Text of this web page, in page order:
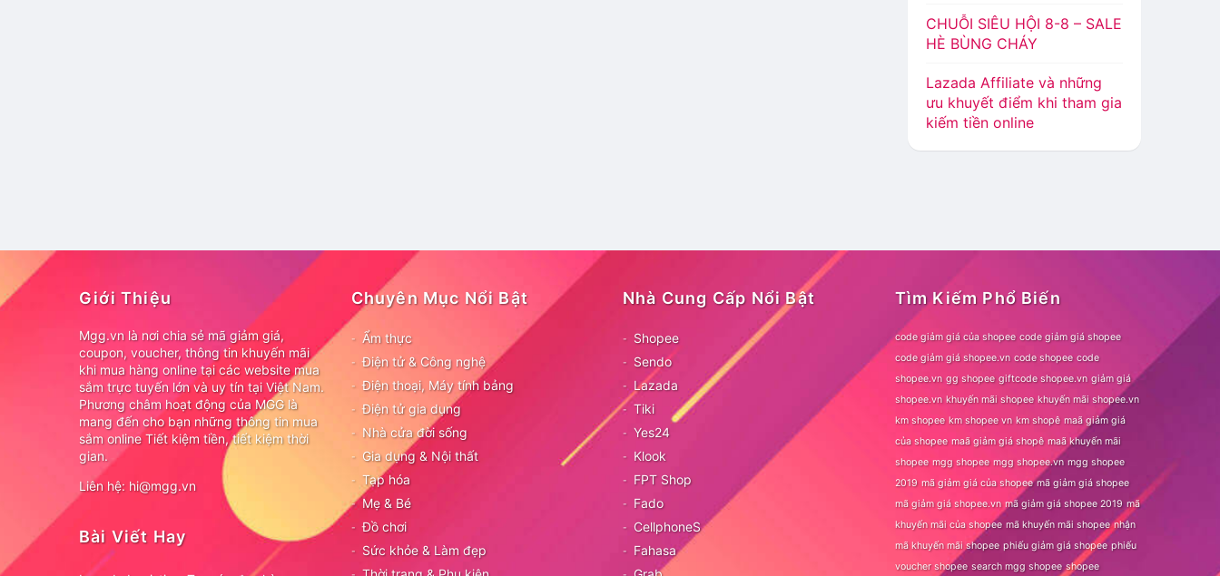
CHUỖI SIÊU HỘI 8-8 – SALE
HÈ BÙNG CHÁY
Lazada Affiliate và những
ưu khuyết điểm khi tham gia
kiếm tiền online
Giới Thiệu
Mgg.vn là nơi chia sẻ mã giảm giá,
coupon, voucher, thông tin khuyến mãi
khi mua hàng online tại các website mua
sắm trực tuyến lớn và uy tín tại Việt Nam.
Phương châm hoạt động của MGG là
mang đến cho bạn những thông tin mua
sắm online Tiết kiệm tiền, tiết kiệm thời
gian.
Liên hệ: hi@mgg.vn
Bài Viết Hay
Chuyên Mục Nổi Bật
Ẩm thực
Điện tử & Công nghệ
Điện thoại, Máy tính bảng
Điện tử gia dụng
Nhà cửa đời sống
Gia dụng & Nội thất
Tạp hóa
Mẹ & Bé
Đồ chơi
Sức khỏe & Làm đẹp
Nhà Cung Cấp Nổi Bật
Shopee
Sendo
Lazada
Tiki
Yes24
Klook
FPT Shop
Fado
CellphoneS
Fahasa
Tìm Kiếm Phổ Biến
code giảm giá của shopee code giảm giá shopee
code giảm giá shopee.vn code shopee code
shopee.vn gg shopee giftcode shopee.vn giảm giá
shopee.vn khuyến mãi shopee khuyến mãi shopee.vn
km shopee km shopee vn km shopê maã giảm giá
của shopee maã giảm giá shopê maã khuyến mãi
shopee mgg shopee mgg shopee.vn mgg shopee
2019 mã giảm giá của shopee mã giảm giá shopee
mã giảm giá shopee.vn mã giảm giá shopee 2019 mã
khuyến mãi của shopee mã khuyến mãi shopee nhận
mã khuyến mãi shopee phiếu giảm giá shopee phiếu
voucher shopee search mgg shopee shopee